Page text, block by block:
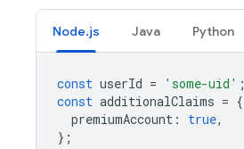
Node.js Java Python
const userId = 'some-uid' ;
const additionalClaims = {
premiumAccount : true,
};